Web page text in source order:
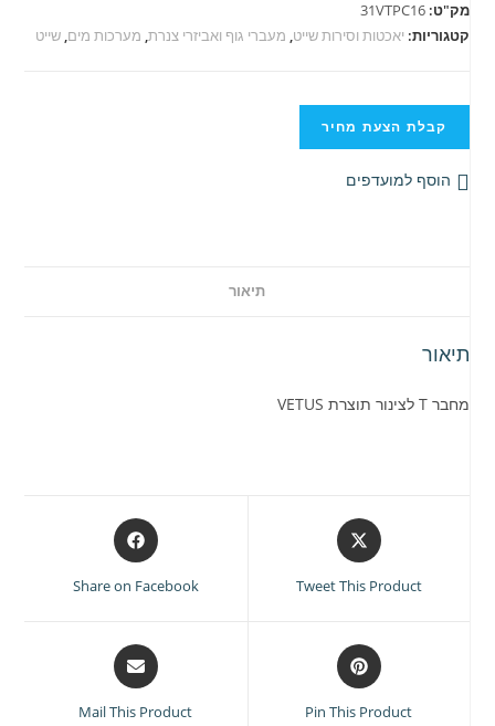
מק"ט:31VTPC16
קטגוריות: יאכטות וסירות שייט, מעברי גוף ואביזרי צנרת, מערכות מים,שייט
קבלת הצעת מחיר
הוסף למועדפים
תיאור
תיאור
מחבר T לצינור תוצרת VETUS
Opens
in
new
Tweet This Product
Opens
in
new
Share on Facebook
Opens
in
Pin This Product
Opens
in
Mail This Product